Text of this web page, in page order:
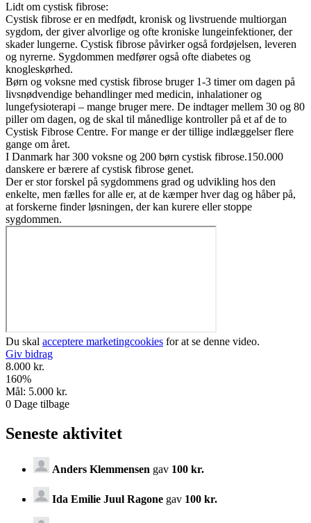
Lidt om cystisk fibrose:
Cystisk fibrose er en medfødt, kronisk og livstruende multiorgan
sygdom, der giver alvorlige og ofte kroniske lungeinfektioner, der
skader lungerne. Cystisk fibrose påvirker også fordøjelsen, leveren
og nyrerne. Sygdommen medfører også ofte diabetes og
knogleskørhed.
Børn og voksne med cystisk fibrose bruger 1-3 timer om dagen på
livsnødvendige behandlinger med medicin, inhalationer og
lungefysioterapi – mange bruger mere. De indtager mellem 30 og 80
piller om dagen, og de skal til månedlige kontroller på et af de to
Cystisk Fibrose Centre. For mange er der tillige indlæggelser flere
gange om året.
I Danmark har 300 voksne og 200 børn cystisk fibrose.150.000
danskere er bærere af cystisk fibrose genet.
Der er stor forskel på sygdommens grad og udvikling hos den
enkelte, men fælles for alle er, at de kæmper hver dag og håber på,
at forskerne finder løsningen, der kan kurere eller stoppe
sygdommen.
Du skal acceptere marketingcookies for at se denne video.
Giv bidrag
8.000 kr.
160%
Mål: 5.000 kr.
0 Dage tilbage
Seneste aktivitet
Anders Klemmensen gav 100 kr.
Ida Emilie Juul Ragone gav 100 kr.